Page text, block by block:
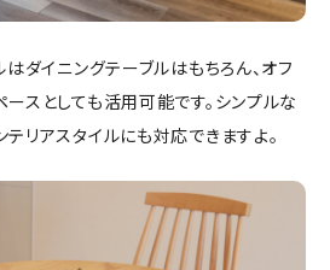
ダイニングテーブルはもちろん、オフ
スとしても活用可能です。シンプルな
リアスタイルにも対応できますよ。